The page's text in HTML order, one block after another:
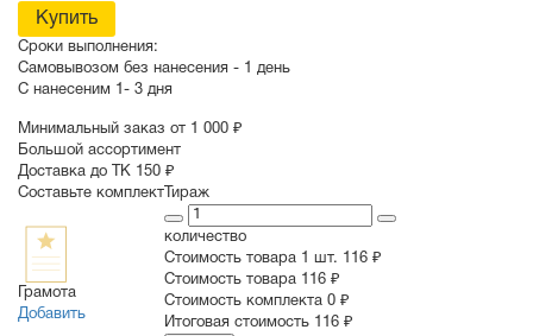
Купить
Сроки выполнения:
Самовывозом без нанесения -
1 день
С нанесеним
1- 3 дня
Минимальный заказ от 1 000 ₽
Большой ассортимент
Доставка до ТК 150 ₽
Составьте комплект
Грамота
Добавить
Тираж
количество
Стоимость товара 1 шт.
116 ₽
Cтоимость товара
116 ₽
Стоимость комплекта 0 ₽
Итоговая стоимость
116 ₽